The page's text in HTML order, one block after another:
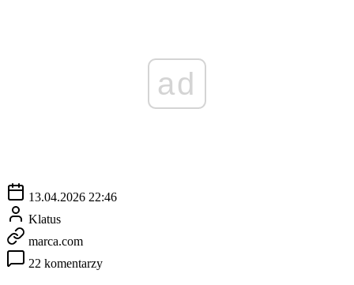
ad
13.04.2026 22:46
Klatus
marca.com
22 komentarzy